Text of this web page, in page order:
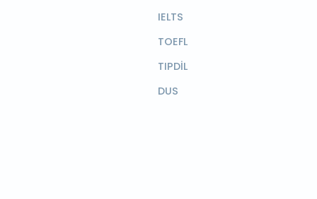
IELTS
TOEFL
TIPDİL
DUS